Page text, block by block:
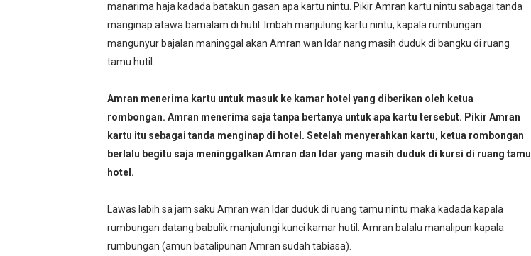
manarima haja kadada batakun gasan apa kartu nintu. Pikir Amran kartu nintu sabagai tanda
manginap atawa bamalam di hutil. Imbah manjulung kartu nintu, kapala rumbungan
mangunyur bajalan maninggal akan Amran wan Idar nang masih duduk di bangku di ruang
tamu hutil.
Amran menerima kartu untuk masuk ke kamar hotel yang diberikan oleh ketua
rombongan. Amran menerima saja tanpa bertanya untuk apa kartu tersebut. Pikir Amran
kartu itu sebagai tanda menginap di hotel. Setelah menyerahkan kartu, ketua rombongan
berlalu begitu saja meninggalkan Amran dan Idar yang masih duduk di kursi di ruang tamu
hotel.
Lawas labih sa jam saku Amran wan Idar duduk di ruang tamu nintu maka kadada kapala
rumbungan datang babulik manjulungi kunci kamar hutil. Amran balalu manalipun kapala
rumbungan (amun batalipunan Amran sudah tabiasa).